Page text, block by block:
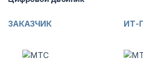
ЗАКАЗЧИК ИТ-